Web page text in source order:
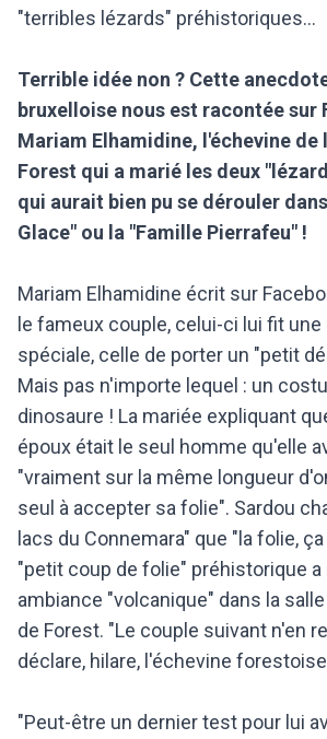
"terribles lézards" préhistoriques...
Terrible idée non ? Cette
bruxelloise nous est racontée sur
Mariam Elhamidine, l'échevine de
Forest qui a marié les deux
qui aurait bien pu se dérouler
Glace" ou la "Famille Pierrafeu" !
Mariam Elhamidine écrit sur
le fameux couple, celui-ci lui fit
spéciale, celle de porter un "petit
Mais pas n'importe lequel : un
dinosaure ! La mariée expliquant
époux était le seul homme qu'elle
"vraiment sur la même longueur
seul à accepter sa folie". Sardou
lacs du Connemara" que "la folie,
"petit coup de folie" préhistorique a
ambiance "volcanique" dans la
de Forest. "Le couple suivant n'en
déclare, hilare, l'échevine
"Peut-être un dernier test pour lui